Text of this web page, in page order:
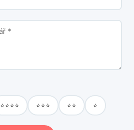
⭐⭐⭐⭐ ⭐⭐⭐ ⭐⭐ ⭐